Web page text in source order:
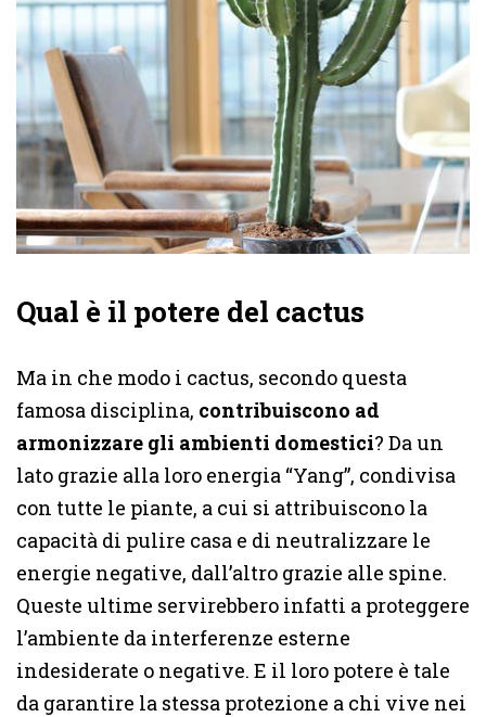
Qual è il potere del cactus
Ma in che modo i cactus, secondo questa
famosa disciplina, contribuiscono ad
armonizzare gli ambienti domestici? Da un
lato grazie alla loro energia “Yang”, condivisa
con tutte le piante, a cui si attribuiscono la
capacità di pulire casa e di neutralizzare le
energie negative, dall’altro grazie alle spine.
Queste ultime servirebbero infatti a proteggere
l’ambiente da interferenze esterne
indesiderate o negative. E il loro potere è tale
da garantire la stessa protezione a chi vive nei